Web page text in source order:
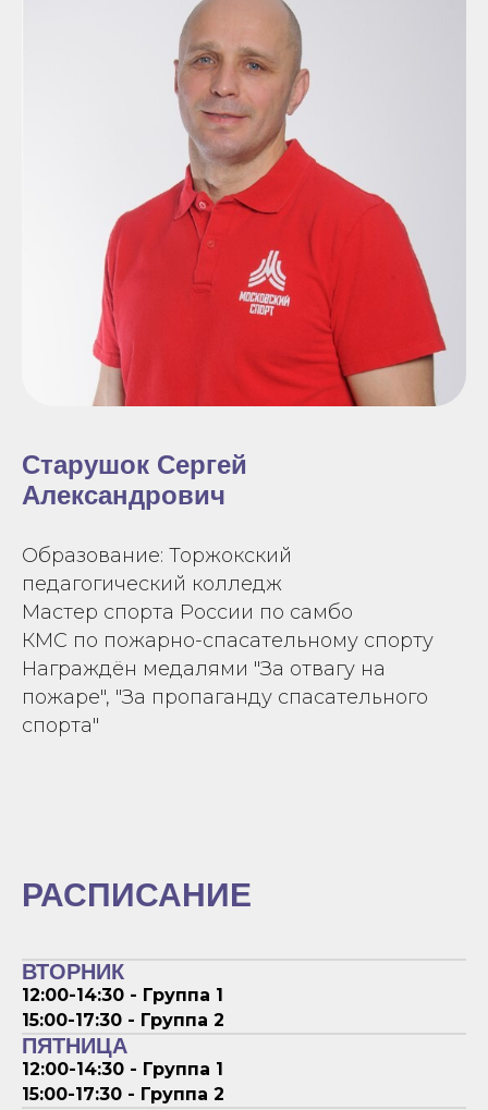
Старушок Сергей
Александрович
Образование: Торжокский
педагогический колледж
Мастер спорта России по самбо
КМС по пожарно-спасательному спорту
Награждён медалями "За отвагу на
пожаре", "За пропаганду спасательного
спорта"
РАСПИСАНИЕ
ВТОРНИК
12:00-14:30 - Группа 1
15:00-17:30 - Группа 2
ПЯТНИЦА
12:00-14:30 - Группа 1
15:00-17:30 - Группа 2